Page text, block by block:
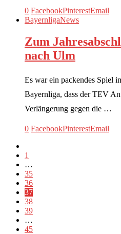
0 FacebookPinterestEmail
BayernligaNews
Zum
nach Ulm
Es war ein packendes Spiel
Bayernliga, dass der TEV
Verlängerung gegen die …
0 FacebookPinterestEmail
1
…
35
36
37
38
39
…
45